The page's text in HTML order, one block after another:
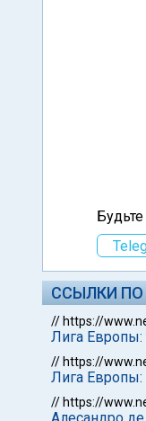
ССЫЛКИ ПО
// https://
Лига Европы:
// https://
Лига
// https://